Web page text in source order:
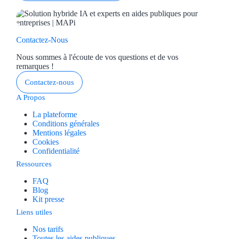
Contactez-Nous
Nous sommes à l'écoute de vos questions et de vos
remarques !
Contactez-nous
A Propos
La plateforme
Conditions générales
Mentions légales
Cookies
Confidentialité
Ressources
FAQ
Blog
Kit presse
Liens utiles
Nos tarifs